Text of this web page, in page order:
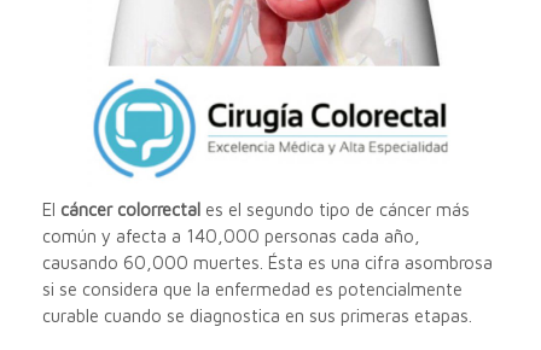
El cáncer colorrectal es el segundo tipo de cáncer más
común y afecta a 140,000 personas cada año,
causando 60,000 muertes. Ésta es una cifra asombrosa
si se considera que la enfermedad es potencialmente
curable cuando se diagnostica en sus primeras etapas.